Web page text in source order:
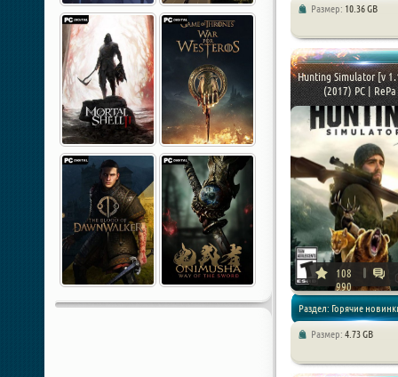
Спортивные
Размер: 10.36 GB
Hunting Simulator [v
(2017) PC | RePa
108
990
Раздел: Горячие
Размер: 4.73 GB